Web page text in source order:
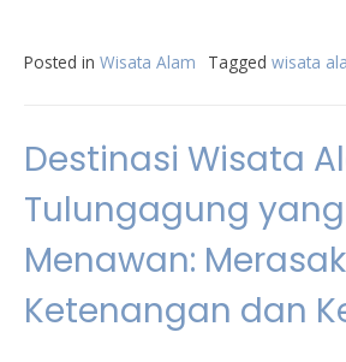
Posted in Wisata Alam Tagged wisata
Destinasi Wisata
Tulungagung yang
Menawan:
Ketenangan dan